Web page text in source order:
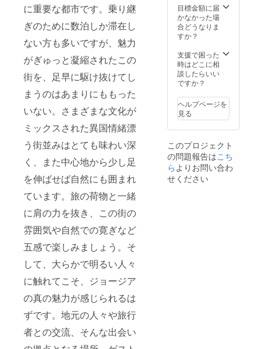
に重要な都市です。乗り継
ぎのために数泊しか滞在し
ない方も多いですが、魅力
がぎゅっと凝縮されたこの
街を、足早に駆け抜けてし
まうのはあまりにももった
いない。さまざまな文化が
ミックスされた異国情緒漂
う街並みはとても味わい深
く、また中心地から少し足
を伸ばせば自然にも囲まれ
ています。旅の荷物と一緒
に肩の力を抜き、この街の
雰囲気や自然での寛ぎなど
五感で楽しみましょう。そ
して、大らかで明るい人々
に触れてこそ、ジョージア
の真の魅力が感じられるは
ずです。地元の人々や旅行
者との交流、そんな出会い
てその
旨お知
らせく
ニック
ネーム
可 ※上
記のオ
ル商品
のデザ
インは
若干変
場合が
ありま
す。予
めご了
承くだ
予約い
ただけ
ない可
能性が
すの
で、予
めご了
承いた
すよう
お願い
いたし
ます。
に関し
まして
は調整
させて
いただ
＊あた
たかい
応援ど
うござ
います
＊
道・九
州・沖
縄にお
となっ
ていま
す。本
州・四
配送を
される
方は、
専用の
コース
をご選
択くだ
さい。
さい。
※順次発
送準備
が、
nicoと
Tallyか
らの感
手紙は
ワイン
とは別
送にな
届けは3
月頃を
予定し
ており
もご利
用可能
です。
から1年
間有
効） ※
個室1名
用時、
朝食1名
様分の
差額を
するこ
とはい
たしか
ねます
ので予
きま
す。 ※
お名前
の掲載
な方
は、備
考欄に
てその
らせく
ださ
い。
ニック
可 ＊あ
たたか
い応援
どうも
ありが
ら感謝
の気持
ちを込
めた直
紙 ③こ
れから
作成す
るゲス
スの
ウェブ
サイト
に、ご
として
お名前
を掲載
させて
いただ
目標金額に届
かなかった場
合どうなりま
すか？
支援で困った
時はどこに相
談したらいい
ですか？
ヘルプページを
見る
このプロジェクト
の問題報告はこち
らよりお問い合わ
せください